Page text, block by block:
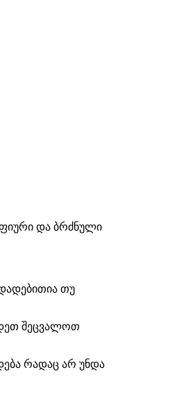
და ბრძნული
თუ
შეცვალოთ
რადაც არ უნდა